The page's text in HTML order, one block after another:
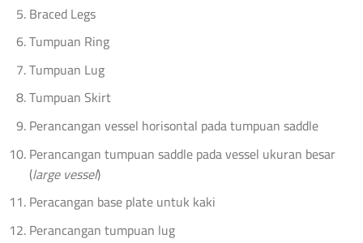
Braced Legs
Tumpuan Ring
Tumpuan Lug
Tumpuan Skirt
Perancangan vessel horisontal pada tumpuan saddle
Perancangan tumpuan saddle pada vessel ukuran besar
(large vessel)
Peracangan base plate untuk kaki
Perancangan tumpuan lug